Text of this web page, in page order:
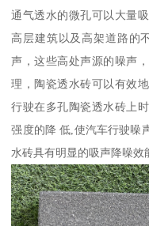
通气透水的微孔可以大量
高层建筑以及高架道路的
声，这些高处声源的噪声
理，陶瓷透水砖可以有效
行驶在多孔陶瓷透水砖上
强度的降 低,使汽车行驶噪
水砖具有明显的吸声降噪效